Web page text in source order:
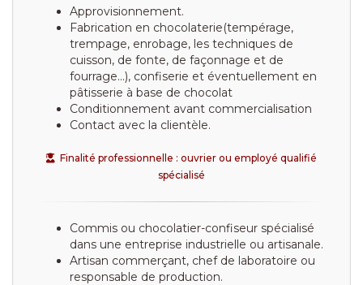
Approvisionnement.
Fabrication en chocolaterie(tempérage,
trempage, enrobage, les techniques de
cuisson, de fonte, de façonnage et de
fourrage...), confiserie et éventuellement en
pâtisserie à base de chocolat
Conditionnement avant commercialisation
Contact avec la clientèle.
Finalité professionnelle : ouvrier ou employé qualifié
spécialisé
Commis ou chocolatier-confiseur spécialisé
dans une entreprise industrielle ou artisanale.
Artisan commerçant, chef de laboratoire ou
responsable de production.